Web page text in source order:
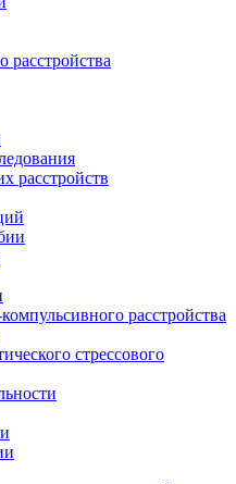
расстройства
расстройств
расстройства
стрессового